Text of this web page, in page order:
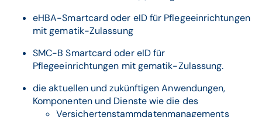
eHBA-Smartcard oder eID für Pflegeeinrichtungen
mit gematik-Zulassung
SMC-B Smartcard oder eID für
Pflegeeinrichtungen mit gematik-Zulassung.
die aktuellen und zukünftigen Anwendungen,
Komponenten und Dienste wie die des
Versichertenstammdatenmanagements